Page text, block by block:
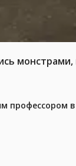
профессором